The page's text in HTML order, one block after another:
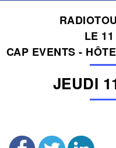
LE
CAP EVENTS -
JEUDI